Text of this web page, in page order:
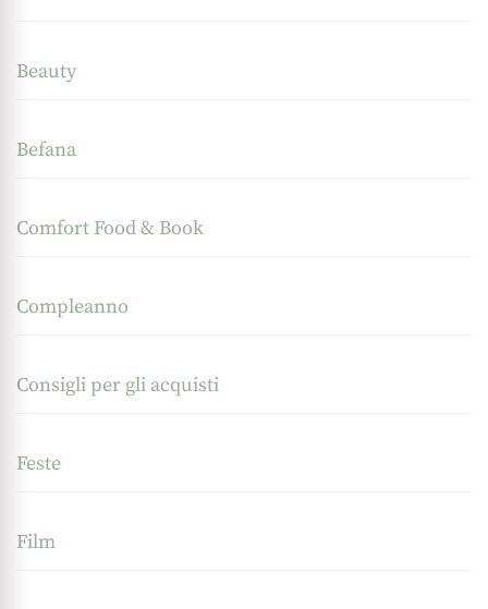
Beauty
Befana
Comfort Food & Book
Compleanno
Consigli per gli acquisti
Feste
Film